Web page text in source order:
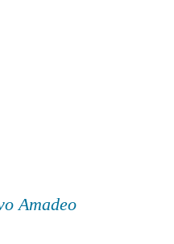
Amadeo